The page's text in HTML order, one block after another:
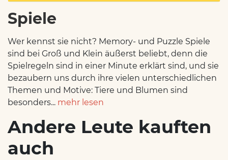
Spiele
Wer kennst sie nicht? Memory- und Puzzle Spiele
sind bei Groß und Klein äußerst beliebt, denn die
Spielregeln sind in einer Minute erklärt sind, und sie
bezaubern uns durch ihre vielen unterschiedlichen
Themen und Motive: Tiere und Blumen sind
besonders... mehr lesen
Andere Leute kauften
auch